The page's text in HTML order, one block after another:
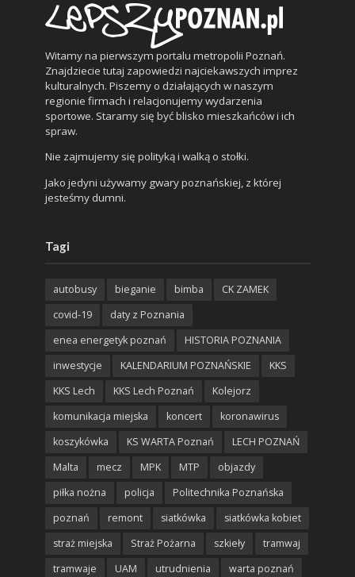
Witamy na pierwszym portalu metropolii Poznań.
Znajdziecie tutaj zapowiedzi najciekawszych imprez
kulturalnych. Piszemy o działających w naszym
regionie firmach i relacjonujemy wydarzenia
sportowe. Staramy się być blisko mieszkańców i ich
spraw.
Nie zajmujemy się polityką i walką o stołki.
Jako jedyni używamy gwary poznańskiej, z której
jesteśmy dumni.
Tagi
autobusy bieganie bimba
CK ZAMEK
covid-19
daty z Poznania
enea energetyk poznań
HISTORIA POZNANIA
inwestycje
KALENDARIUM POZNAŃSKIE
KKS
KKS Lech
KKS Lech Poznań
Kolejorz
komunikacja miejska
koncert
koronawirus
koszykówka
KS WARTA Poznań
LECH POZNAŃ
Malta
mecz MPK MTP
objazdy
piłka nożna
policja
Politechnika Poznańska
poznań
remont siatkówka
siatkówka kobiet
straż miejska
Straż Pożarna szkieły
tramwaj
tramwaje
UAM utrudnienia warta poznań